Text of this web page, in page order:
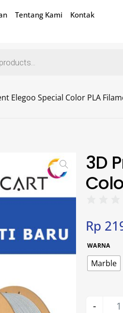
Tentang Kami Kontak
Elegoo Special Color PLA
3D
Rp
WARNA
Marble
-